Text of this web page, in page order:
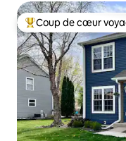
Coups de cœur
Coup de cœur